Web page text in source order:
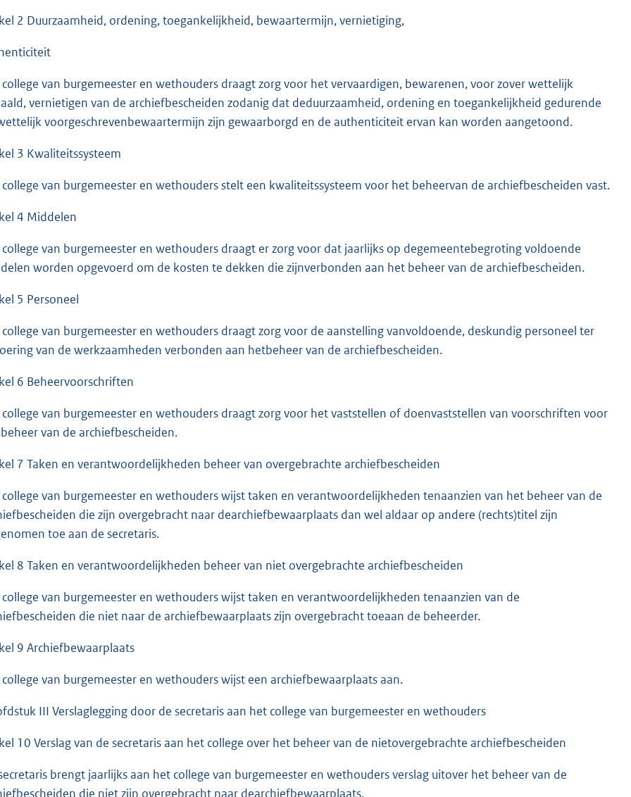
2 Duurzaamheid, ordening, toegankelijkheid, bewaartermijn, vernietiging,
van burgemeester en wethouders draagt zorg voor het vervaardigen, bewarenen, voor zover wettelijk
vernietigen van de archiefbescheiden zodanig dat deduurzaamheid, ordening en toegankelijkheid gedurende
voorgeschrevenbewaartermijn zijn gewaarborgd en de authenticiteit ervan kan worden aangetoond.
3 Kwaliteitssysteem
van burgemeester en wethouders stelt een kwaliteitssysteem voor het beheervan de archiefbescheiden vast.
4 Middelen
van burgemeester en wethouders draagt er zorg voor dat jaarlijks op degemeentebegroting voldoende
worden opgevoerd om de kosten te dekken die zijnverbonden aan het beheer van de archiefbescheiden.
5 Personeel
van burgemeester en wethouders draagt zorg voor de aanstelling vanvoldoende, deskundig personeel ter
van de werkzaamheden verbonden aan hetbeheer van de archiefbescheiden.
6 Beheervoorschriften
van burgemeester en wethouders draagt zorg voor het vaststellen of doenvaststellen van voorschriften voor
van de archiefbescheiden.
7 Taken en verantwoordelijkheden beheer van overgebrachte archiefbescheiden
van burgemeester en wethouders wijst taken en verantwoordelijkheden tenaanzien van het beheer van de
die zijn overgebracht naar dearchiefbewaarplaats dan wel aldaar op andere (rechts)titel zijn
toe aan de secretaris.
8 Taken en verantwoordelijkheden beheer van niet overgebrachte archiefbescheiden
van burgemeester en wethouders wijst taken en verantwoordelijkheden tenaanzien van de
die niet naar de archiefbewaarplaats zijn overgebracht toeaan de beheerder.
9 Archiefbewaarplaats
van burgemeester en wethouders wijst een archiefbewaarplaats aan.
III Verslaglegging door de secretaris aan het college van burgemeester en wethouders
10 Verslag van de secretaris aan het college over het beheer van de nietovergebrachte archiefbescheiden
brengt jaarlijks aan het college van burgemeester en wethouders verslag uitover het beheer van de
die niet zijn overgebracht naar dearchiefbewaarplaats.